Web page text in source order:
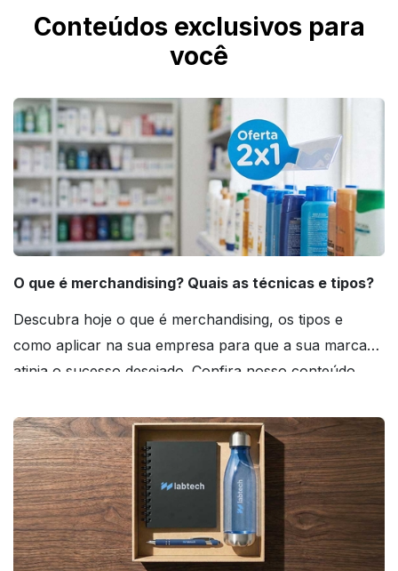
Conteúdos exclusivos para
você
O que é merchandising? Quais as técnicas e tipos?
Descubra hoje o que é merchandising, os tipos e
como aplicar na sua empresa para que a sua marca
atinja o sucesso desejado. Confira nosso conteúdo